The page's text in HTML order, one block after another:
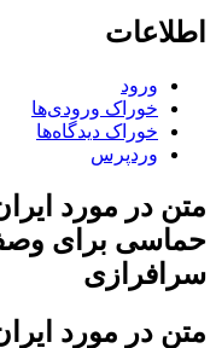
اطلاعات
ورود
خوراک ورودی‌ها
خوراک دیدگاه‌ها
وردپرس
حماسی برای
سرافرازی